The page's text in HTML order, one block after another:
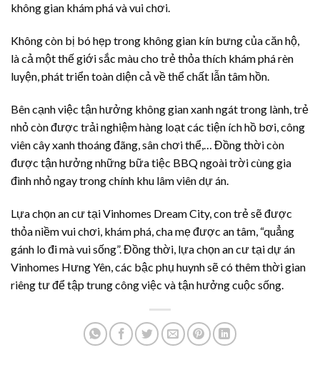
không gian khám phá và vui chơi.
Không còn bị bó hẹp trong không gian kín bưng của căn hộ,
là cả một thế giới sắc màu cho trẻ thỏa thích khám phá rèn
luyện, phát triển toàn diện cả về thể chất lẫn tâm hồn.
Bên cạnh việc tận hưởng không gian xanh ngát trong lành, trẻ
nhỏ còn được trải nghiệm hàng loạt các tiện ích hồ bơi, công
viên cây xanh thoáng đãng, sân chơi thể,… Đồng thời còn
được tận hưởng những bữa tiệc BBQ ngoài trời cùng gia
đình nhỏ ngay trong chính khu lâm viên dự án.
Lựa chọn an cư tại Vinhomes Dream City, con trẻ sẽ được
thỏa niềm vui chơi, khám phá, cha mẹ được an tâm, “quẳng
gánh lo đi mà vui sống”. Đồng thời, lựa chọn an cư tại dự án
Vinhomes Hưng Yên, các bậc phụ huynh sẽ có thêm thời gian
riêng tư để tập trung công việc và tận hưởng cuộc sống.